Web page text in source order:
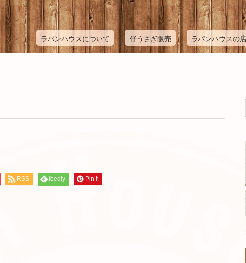
ラパンハウスについて 仔うさぎ販売 ラパンハウスの
RSS feedly Pin it